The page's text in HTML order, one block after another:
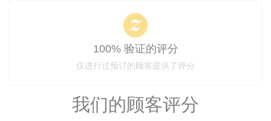
我们的顾客评分
100% 验证的评分
仅进行过预订的顾客提供了评分